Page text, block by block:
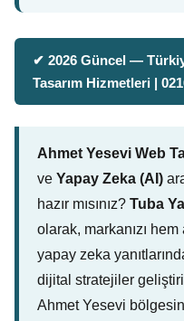
✔ 2026 Güncel —
Tasarım Hizmetleri |
Ahmet Yesevi Web
ve Yapay Zeka (AI)
hazır mısınız? Tuba
olarak, markanızı
yapay zeka
dijital stratejiler
Ahmet Yesevi